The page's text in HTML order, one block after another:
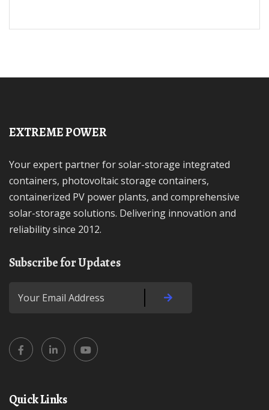
EXTREME POWER
Your expert partner for solar-storage integrated
containers, photovoltaic storage containers,
containerized PV power plants, and comprehensive
solar-storage solutions. Delivering innovation and
reliability since 2012.
Subscribe for Updates
Quick Links